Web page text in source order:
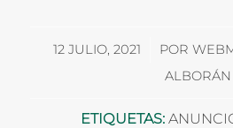
12 JULIO, 2021
/ POR
ALBORÁN
ETIQUETAS: